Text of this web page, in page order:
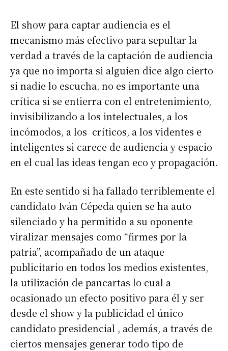
El show para captar audiencia es el
mecanismo más efectivo para sepultar la
verdad a través de la captación de audiencia
ya que no importa si alguien dice algo cierto
si nadie lo escucha, no es importante una
crítica si se entierra con el entretenimiento,
invisibilizando a los intelectuales, a los
incómodos, a los críticos, a los videntes e
inteligentes si carece de audiencia y espacio
en el cual las ideas tengan eco y propagación.
En este sentido si ha fallado terriblemente el
candidato Iván Cépeda quien se ha auto
silenciado y ha permitido a su oponente
viralizar mensajes como “firmes por la
patria”, acompañado de un ataque
publicitario en todos los medios existentes,
la utilización de pancartas lo cual a
ocasionado un efecto positivo para él y ser
desde el show y la publicidad el único
candidato presidencial , además, a través de
ciertos mensajes generar todo tipo de